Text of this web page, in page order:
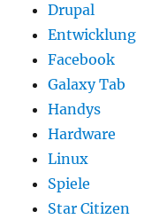
Drupal
Entwicklung
Facebook
Galaxy Tab
Handys
Hardware
Linux
Spiele
Star Citizen